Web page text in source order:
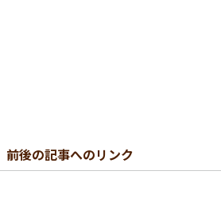
前後の記事へのリンク